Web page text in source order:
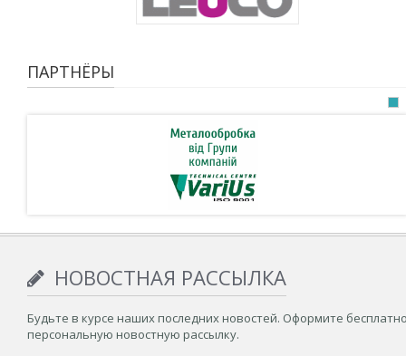
ПАРТНЁРЫ
НОВОСТНАЯ РАССЫЛКА
Будьте в курсе наших последних новостей. Оформите
персональную новостную рассылку.